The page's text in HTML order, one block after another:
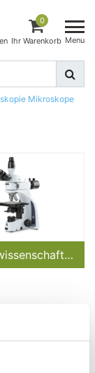
0
Ihr Warenkorb Menu
Mikroskope
Materialwissenschaftliche Mikroskope